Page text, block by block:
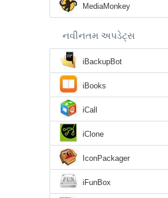
MediaMonkey
નવીનતમ અપડેટ્સ
iBackupBot
iBooks
iCall
iClone
IconPackager
iFunBox